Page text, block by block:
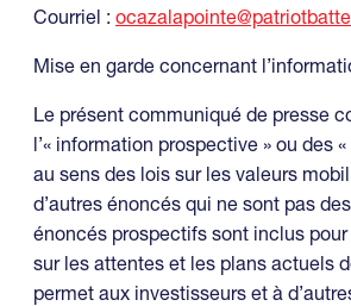
Courriel :
Mise en garde concernant
Le présent communiqué de presse
l’« information prospective » ou des
au sens des lois sur les valeurs
d’autres énoncés qui ne sont pas
énoncés prospectifs sont inclus
sur les attentes et les plans actuels
permet aux investisseurs et à